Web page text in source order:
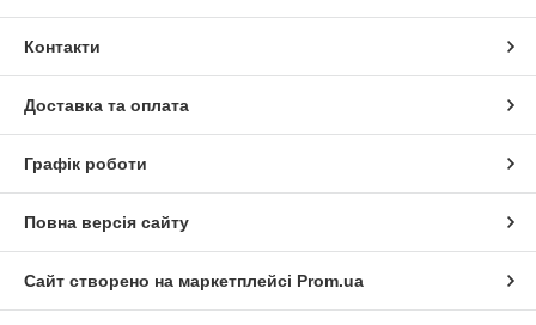
Контакти
Доставка та оплата
Графік роботи
Повна версія сайту
Сайт створено на маркетплейсі Prom.ua